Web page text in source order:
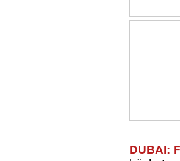
DUBAI: